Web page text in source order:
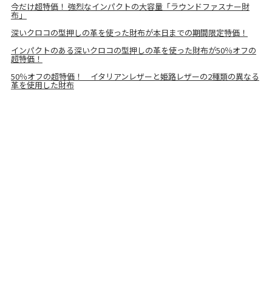
今だけ超特価！ 強烈なインパクトの大容量「ラウンドファスナー財
布」
深いクロコの型押しの革を使った財布が本日までの期間限定特価！
インパクトのある深いクロコの型押しの革を使った財布が50％オフの
超特価！
50％オフの超特価！ イタリアンレザーと姫路レザーの2種類の異なる
革を使用した財布